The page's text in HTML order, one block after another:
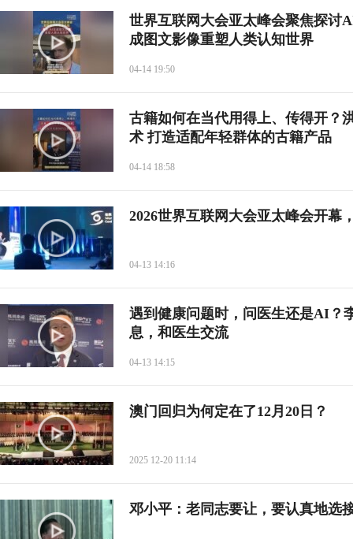
世界互联网大会亚太峰会聚焦探讨
成图文影像重塑人类认知世界
04-14 19:50
古籍如何在当代用得上、传得开？
术 打造适配年轻群体的古籍产品
04-14 18:58
2026世界互联网大会亚太峰会开幕
04-13 14:16
遇到健康问题时，问医生还是AI？
息，和医生交流
04-13 14:15
澳门回归为何定在了12月20日？
2025 12-20 11:14
邓小平：老同志要让，要认真地选